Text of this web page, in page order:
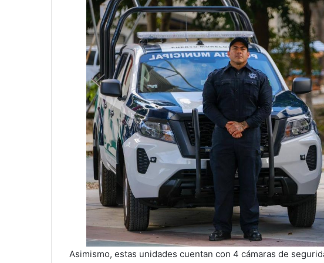
Asimismo, estas unidades cuentan con 4 cámaras de